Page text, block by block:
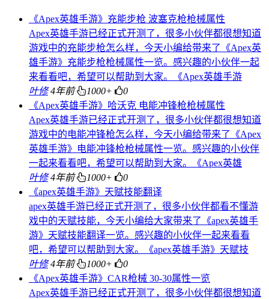
《Apex英雄手游》充能步枪 波塞克枪枪械属性
Apex英雄手游已经正式开测了，很多小伙伴都很想知道
游戏中的充能步枪怎么样，今天小编给带来了《Apex英
雄手游》充能步枪枪械属性一览。感兴趣的小伙伴一起
来看看吧，希望可以帮助到大家。《Apex英雄手游
叶修 4年前 1000+
0
《Apex英雄手游》哈沃克 电能冲锋枪枪械属性
Apex英雄手游已经正式开测了，很多小伙伴都很想知道
游戏中的电能冲锋枪怎么样，今天小编给带来了《Apex
英雄手游》电能冲锋枪枪械属性一览。感兴趣的小伙伴
一起来看看吧，希望可以帮助到大家。《Apex英雄
叶修 4年前 1000+
0
《apex英雄手游》天赋技能翻译
apex英雄手游已经正式开测了，很多小伙伴都看不懂游
戏中的天赋技能，今天小编给大家带来了《apex英雄手
游》天赋技能翻译一览。感兴趣的小伙伴一起来看看
吧，希望可以帮助到大家。《apex英雄手游》天赋技
叶修 4年前 1000+
0
《Apex英雄手游》CAR枪械 30-30属性一览
Apex英雄手游已经正式开测了，很多小伙伴都很想知道